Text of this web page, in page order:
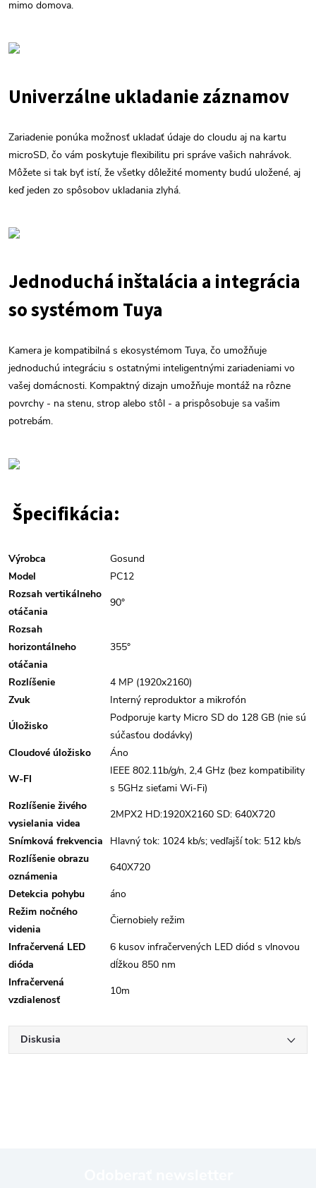
mimo domova.
Univerzálne ukladanie záznamov
Zariadenie ponúka možnosť ukladať údaje do cloudu aj na kartu
microSD, čo vám poskytuje flexibilitu pri správe vašich nahrávok.
Môžete si tak byť istí, že všetky dôležité momenty budú uložené, aj
keď jeden zo spôsobov ukladania zlyhá.
Jednoduchá inštalácia a integrácia
so systémom Tuya
Kamera je kompatibilná s ekosystémom Tuya, čo umožňuje
jednoduchú integráciu s ostatnými inteligentnými zariadeniami vo
vašej domácnosti. Kompaktný dizajn umožňuje montáž na rôzne
povrchy - na stenu, strop alebo stôl - a prispôsobuje sa vašim
potrebám.
Špecifikácia:
Výrobca
Gosund
Model
PC12
Rozsah vertikálneho
otáčania
90°
Rozsah
horizontálneho
otáčania
355°
Rozlíšenie
4 MP (1920x2160)
Zvuk
Interný reproduktor a mikrofón
Úložisko
Podporuje karty Micro SD do 128 GB (nie sú
súčasťou dodávky)
Cloudové úložisko
Áno
W-FI
IEEE 802.11b/g/n, 2,4 GHz (bez kompatibility
s 5GHz sieťami Wi-Fi)
Rozlíšenie živého
vysielania videa
2MPX2 HD:1920X2160 SD: 640X720
Snímková frekvencia
Hlavný tok: 1024 kb/s; vedľajší tok: 512 kb/s
Rozlíšenie obrazu
oznámenia
640X720
Detekcia pohybu
áno
Režim nočného
videnia
Čiernobiely režim
Infračervená LED
dióda
6 kusov infračervených LED diód s vlnovou
dĺžkou 850 nm
Infračervená
vzdialenosť
10m
Diskusia